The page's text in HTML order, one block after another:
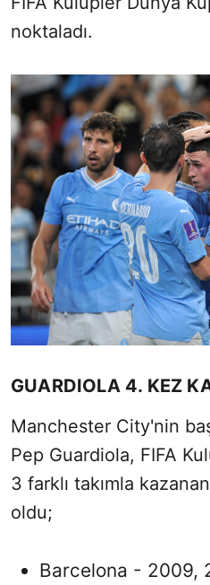
noktaladı.
GUARDIOLA 4. KEZ
Manchester City'nin
Pep Guardiola, FIFA
3 farklı takımla
oldu;
Barcelona - 2009,